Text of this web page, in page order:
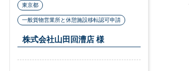
東京都
一般貨物営業所と休憩施設移転認可申請
株式会社山田回漕店 様